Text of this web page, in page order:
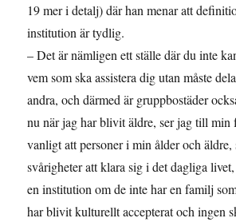
19 mer i detalj) där han menar att
institution är tydlig.
– Det är nämligen ett ställe där du inte
vem som ska assistera dig utan måste
andra, och därmed är gruppbostäder
nu när jag har blivit äldre, ser jag till min
vanligt att personer i min ålder och äldre,
svårigheter att klara sig i det dagliga
en institution om de inte har en familj
har blivit kulturellt accepterat och ingen